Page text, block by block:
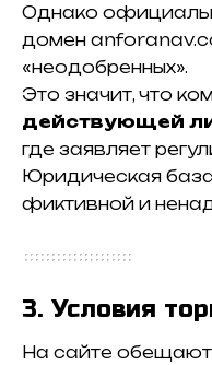
Однако
домен
«неодобренных».
Это значит, что
действующей
где заявляет
Юридическая
фиктивной и
3. Условия
На сайте обещают